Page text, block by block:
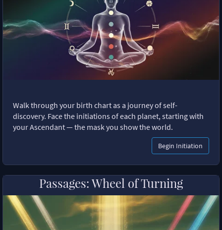
Walk through your birth chart as a journey of self-
discovery. Face the initiations of each planet, starting with
your Ascendant — the mask you show the world.
Begin Initiation
Passages: Wheel of Turning